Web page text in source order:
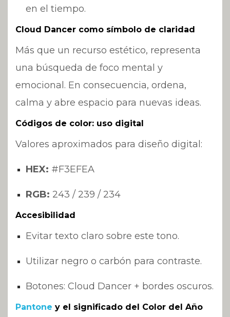
en el tiempo.
Cloud Dancer como símbolo de claridad
Más que un recurso estético, representa
una búsqueda de foco mental y
emocional. En consecuencia, ordena,
calma y abre espacio para nuevas ideas.
Códigos de color: uso digital
Valores aproximados para diseño digital:
HEX: #F3EFEA
RGB: 243 / 239 / 234
Accesibilidad
Evitar texto claro sobre este tono.
Utilizar negro o carbón para contraste.
Botones: Cloud Dancer + bordes oscuros.
Pantone y el significado del Color del Año